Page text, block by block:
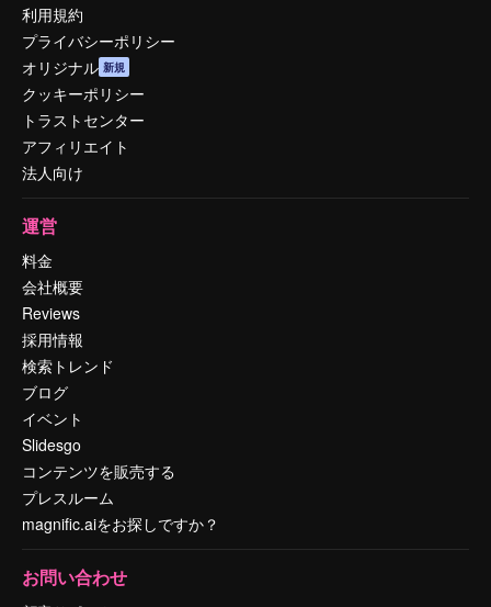
利用規約
プライバシーポリシー
オリジナル 新規
クッキーポリシー
トラストセンター
アフィリエイト
法人向け
運営
料金
会社概要
Reviews
採用情報
検索トレンド
ブログ
イベント
Slidesgo
コンテンツを販売する
プレスルーム
magnific.aiをお探しですか？
お問い合わせ